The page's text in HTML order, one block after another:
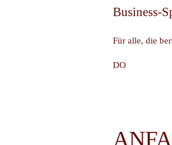
Business-
Für alle, die
DO